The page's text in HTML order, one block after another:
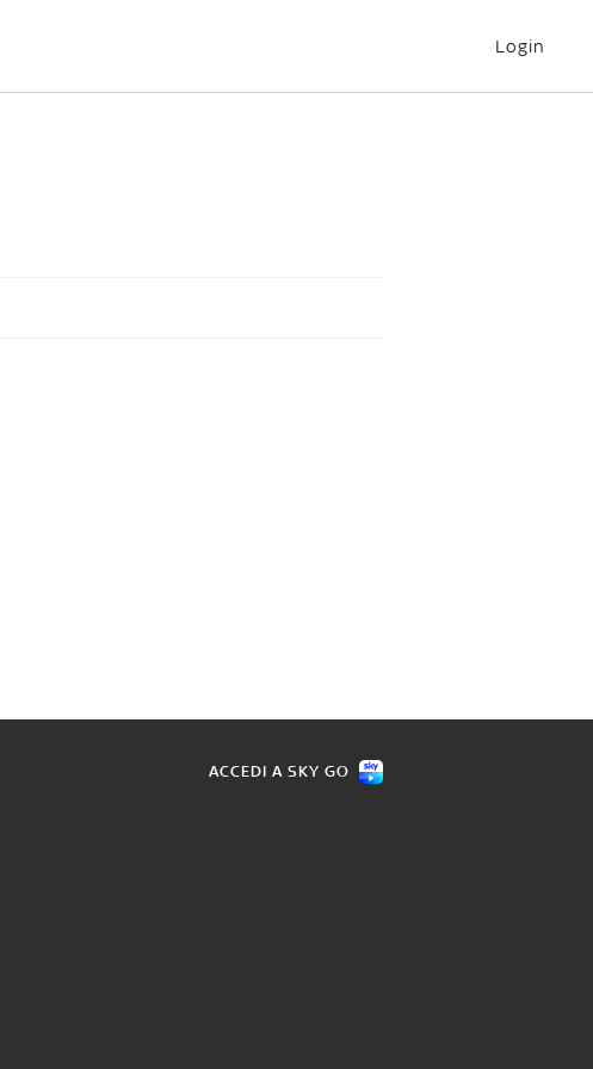
Login
ACCEDI A SKY GO